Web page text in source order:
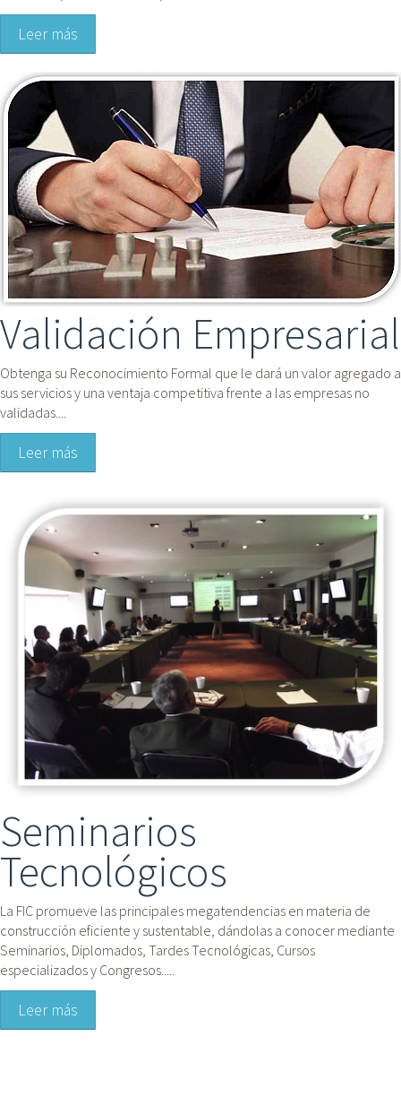
Leer más
Validación Empresarial
Obtenga su Reconocimiento Formal que le dará un valor agregado a
sus servicios y una ventaja competitiva frente a las empresas no
validadas....
Leer más
Seminarios
Tecnológicos
La FIC promueve las principales megatendencias en materia de
construcción eficiente y sustentable, dándolas a conocer mediante
Seminarios, Diplomados, Tardes Tecnológicas, Cursos
especializados y Congresos.....
Leer más